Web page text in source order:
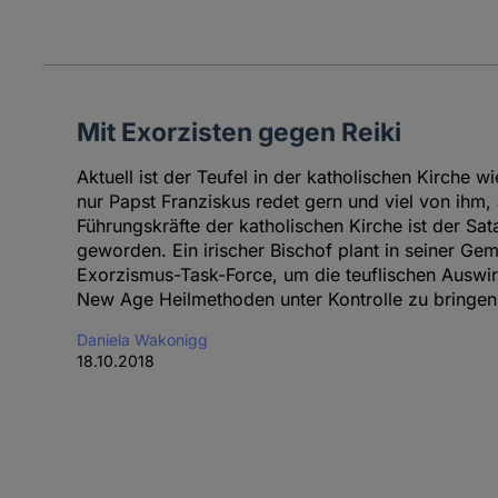
Mit Exorzisten gegen Reiki
Aktuell ist der Teufel in der katholischen Kirche
nur Papst Franziskus redet gern und viel von
Führungskräfte der katholischen Kirche ist der
geworden. Ein irischer Bischof plant in seiner
Exorzismus-Task-Force, um die teuflischen
New Age Heilmethoden unter Kontrolle zu
Daniela Wakonigg
18.10.2018